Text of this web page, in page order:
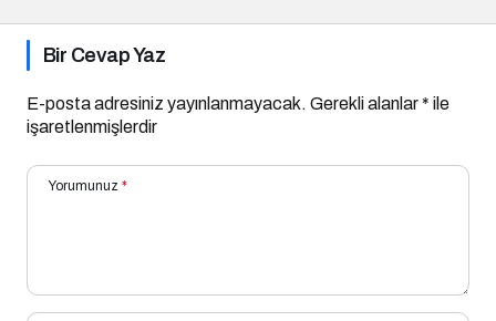
Bir Cevap Yaz
E-posta adresiniz yayınlanmayacak. Gerekli alanlar* ile
işaretlenmişlerdir
Yorumunuz *